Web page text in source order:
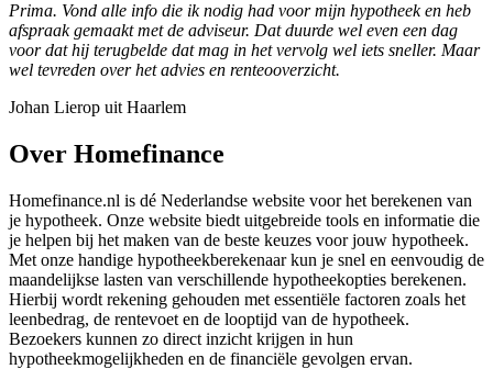
Prima. Vond alle info die ik nodig had voor mijn hypotheek en heb
afspraak gemaakt met de adviseur. Dat duurde wel even een dag
voor dat hij terugbelde dat mag in het vervolg wel iets sneller. Maar
wel tevreden over het advies en renteooverzicht.
Johan Lierop uit Haarlem
Over Homefinance
Homefinance.nl is dé Nederlandse website voor het berekenen van
je hypotheek. Onze website biedt uitgebreide tools en informatie die
je helpen bij het maken van de beste keuzes voor jouw hypotheek.
Met onze handige hypotheekberekenaar kun je snel en eenvoudig de
maandelijkse lasten van verschillende hypotheekopties berekenen.
Hierbij wordt rekening gehouden met essentiële factoren zoals het
leenbedrag, de rentevoet en de looptijd van de hypotheek.
Bezoekers kunnen zo direct inzicht krijgen in hun
hypotheekmogelijkheden en de financiële gevolgen ervan.